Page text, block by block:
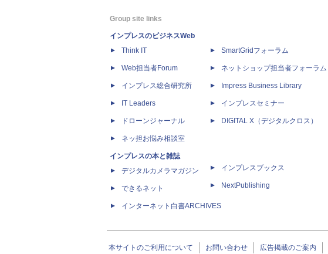
Group site links
インプレスのビジネスWeb
Think IT
Web担当者Forum
インプレス総合研究所
IT Leaders
ドローンジャーナル
ネッ担お悩み相談室
インプレスの本と雑誌
デジタルカメラマガジン
できるネット
インターネット白書ARCHIVES
SmartGridフォーラム
ネットショップ担当者フォーラム
Impress Business Library
インプレスセミナー
DIGITAL X（デジタルクロス）
インプレスブックス
NextPublishing
本サイトのご利用について お問い合わせ 広告掲載のご案内